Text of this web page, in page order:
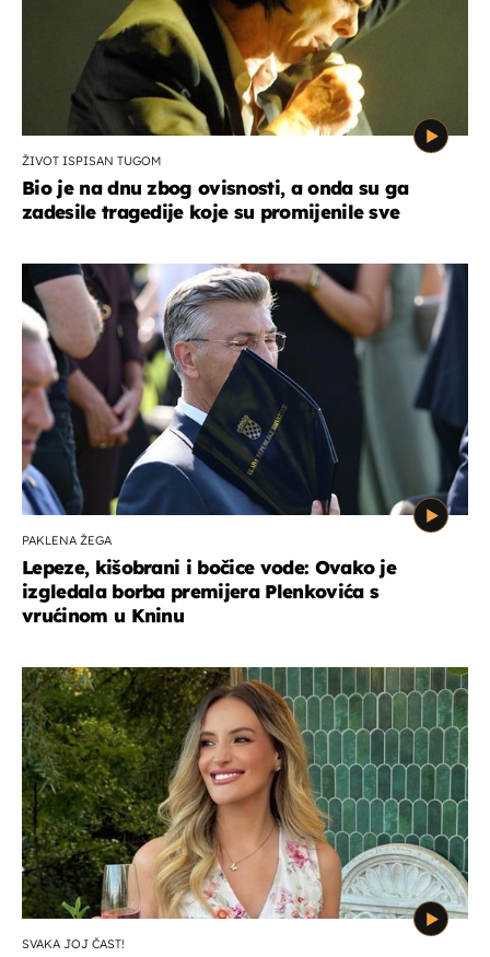
ŽIVOT ISPISAN TUGOM
Bio je na dnu zbog ovisnosti, a onda su ga
zadesile tragedije koje su promijenile sve
PAKLENA ŽEGA
Lepeze, kišobrani i bočice vode: Ovako je
izgledala borba premijera Plenkovića s
vrućinom u Kninu
SVAKA JOJ ČAST!